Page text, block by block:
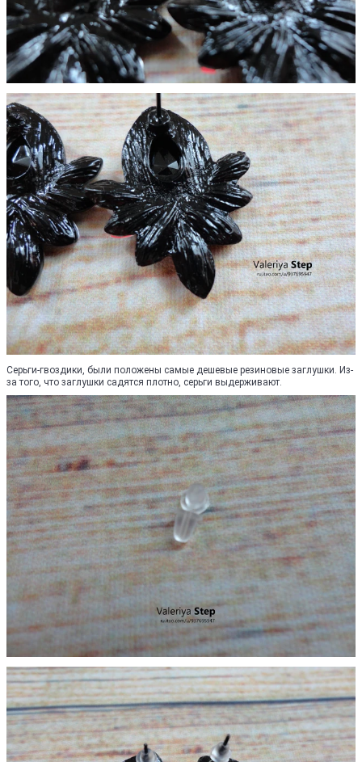
Серьги-гвоздики, были положены самые дешевые резиновые заглушки. Из-
за того, что заглушки садятся плотно, серьги выдерживают.